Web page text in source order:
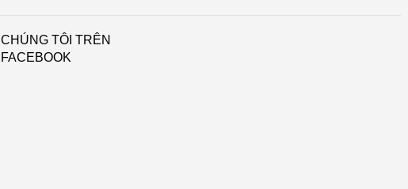
CHÚNG TÔI TRÊN
FACEBOOK